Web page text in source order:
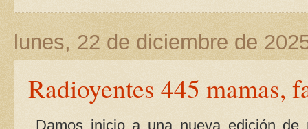
lunes, 22 de diciembre de
Radioyentes 445 mamas,
Damos inicio a una nueva edición de